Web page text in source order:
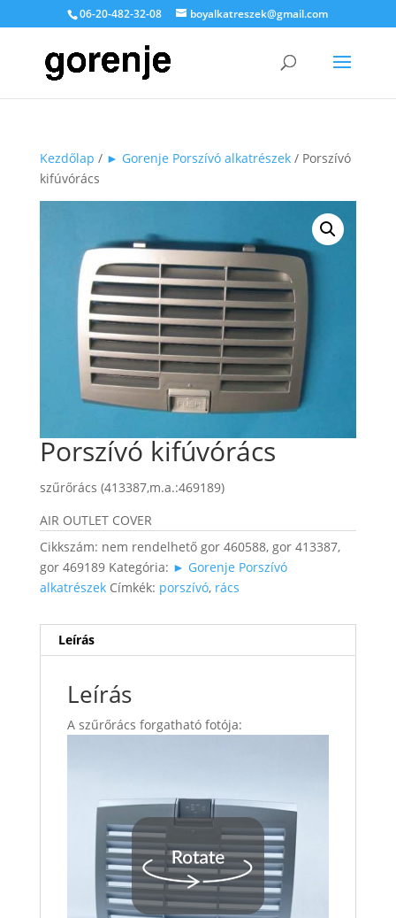
06-20-482-32-08 boyalkatreszek@gmail.com
Kezdőlap / ► Gorenje Porszívó alkatrészek/ Porszívó
kifúvórács
Porszívó kifúvórács
szűrőrács (413387,m.a.:469189)
AIR OUTLET COVER
Cikkszám: nem rendelhető gor 460588, gor 413387,
gor 469189 Kategória: ► Gorenje Porszívó
alkatrészek Címkék: porszívó, rács
Leírás
Leírás
A szűrőrács forgatható fotója: